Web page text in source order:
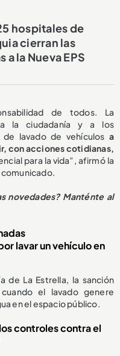
hospitales de
cierran las
a la Nueva EPS
de todos. La
a la ciudadanía y a los
lavado de vehículos a
con acciones cotidianas,
para la vida”, afirmó la
comunicado.
novedades? Manténte al
lavar un vehículo en
de La Estrella, la sanción
cuando el lavado genere
en el espacio público.
controles contra el